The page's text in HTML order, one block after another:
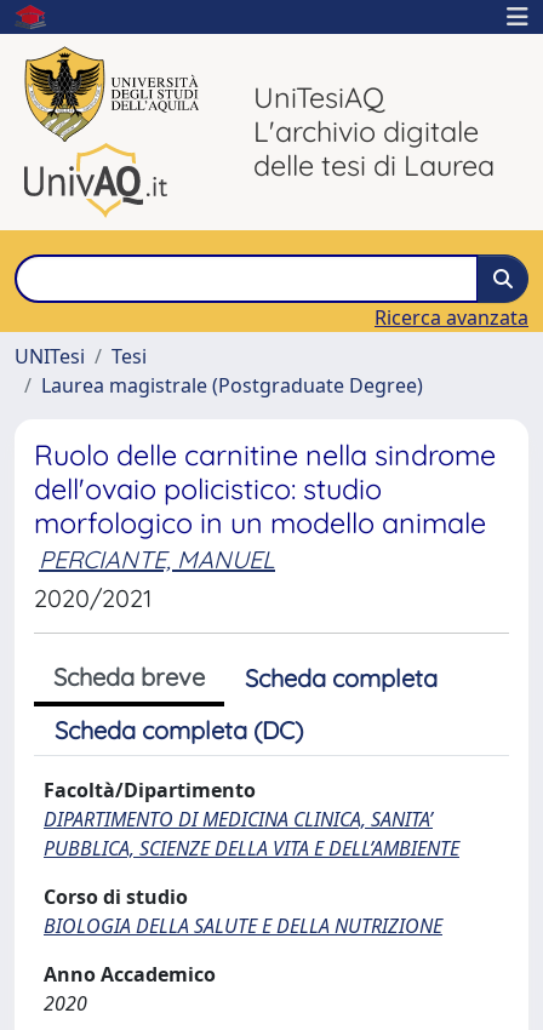
UniTesiAQ
L'archivio digitale
delle tesi di Laurea
Ricerca avanzata
UNITesi
Tesi
Laurea magistrale (Postgraduate Degree)
Ruolo delle carnitine nella sindrome
dell'ovaio policistico: studio
morfologico in un modello animale
PERCIANTE, MANUEL
2020/2021
Scheda breve
Scheda completa
Scheda completa (DC)
Facoltà/Dipartimento
DIPARTIMENTO DI MEDICINA CLINICA, SANITA’
PUBBLICA, SCIENZE DELLA VITA E DELL’AMBIENTE
Corso di studio
BIOLOGIA DELLA SALUTE E DELLA NUTRIZIONE
Anno Accademico
2020